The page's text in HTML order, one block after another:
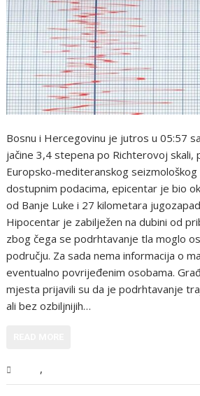
Bosnu i Hercegovinu je jutros u 05:57
jačine 3,4 stepena po Richterovoj skali,
Europsko-mediteranskog seizmološkog
dostupnim podacima, epicentar je bio
od Banje Luke i 27 kilometara
Hipocentar je zabilježen na dubini od
zbog čega se podrhtavanje tla moglo
području. Za sada nema informacija o
eventualno povrijeđenim osobama.
mjesta prijavili su da je podrhtavanje
ali bez ozbiljnijih…
,